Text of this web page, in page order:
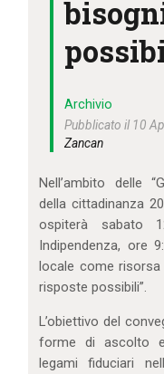
DONA ORA
CONTATTI
IL MIO
Archivio
Pubblicato il 10
Zancan
Nell’ambito delle
della cittadinanza
ospiterà sabato
Indipendenza, ore
locale come
risposte possibili”.
L’obiettivo del
forme di ascolto
legami fiduciari